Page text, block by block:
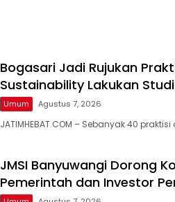
Bogasari Jadi Rujukan
Sustainability Lakukan
Umum Agustus 7, 2026
JATIMHEBAT.COM – Sebanyak 40
JMSI Banyuwangi Dorong
Pemerintah dan Investor